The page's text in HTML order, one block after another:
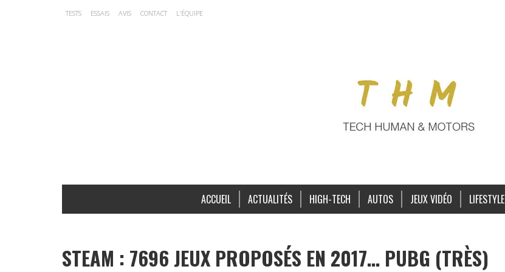
TESTS ESSAIS AVIS CONTACT L’ÉQUIPE
ACCUEIL ACTUALITÉS HIGH-TECH AUTOS JEUX VIDÉO LIFESTYLE
STEAM : 7696 JEUX PROPOSÉS EN 2017… PUBG (TRÈS)